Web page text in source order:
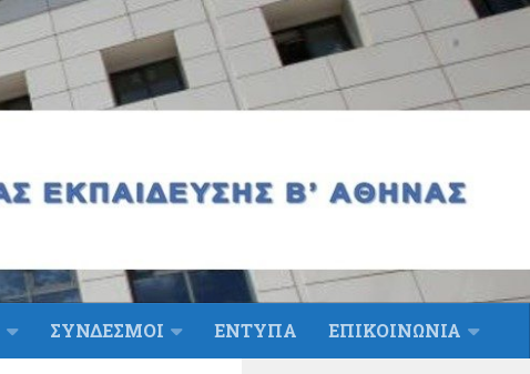
ΣΥΝΔΕΣΜΟΙ ΕΝΤΥΠΑ ΕΠΙΚΟΙΝΩΝΙΑ